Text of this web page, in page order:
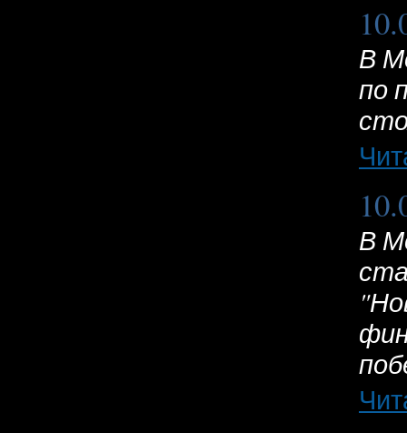
В
по
В